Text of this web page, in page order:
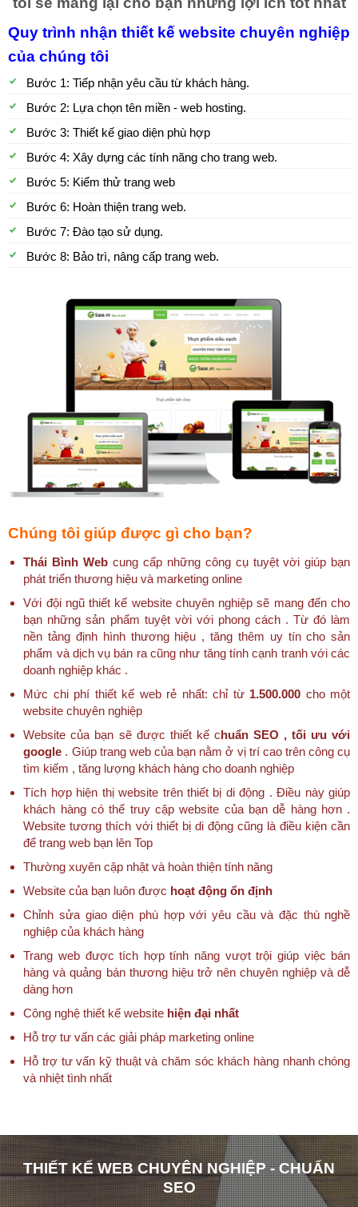
Quy trình nhận thiết kế website chuyên nghiệp
của chúng tôi
Bước 1: Tiếp nhận yêu cầu từ khách hàng.
Bước 2: Lựa chọn tên miền - web hosting.
Bước 3: Thiết kế giao diện phù hợp
Bước 4: Xây dựng các tính năng cho trang web.
Bước 5: Kiểm thử trang web
Bước 6: Hoàn thiện trang web.
Bước 7: Đào tạo sử dụng.
Bước 8: Bảo trì, nâng cấp trang web.
Chúng tôi giúp được gì cho bạn?
Thái Bình Web cung cấp những công cụ tuyệt vời giúp bạn
phát triển thương hiệu và marketing online
Với đội ngũ thiết kế website chuyên nghiệp sẽ mang đến cho
bạn những sản phẩm tuyệt vời với phong cách . Từ đó làm
nền tảng định hình thương hiệu , tăng thêm uy tín cho sản
phẩm và dịch vụ bán ra cũng như tăng tính cạnh tranh với các
doanh nghiệp khác .
Mức chi phí thiết kế web rẻ nhất: chỉ từ 1.500.000 cho một
website chuyên nghiệp
Website của bạn sẽ được thiết kế chuẩn SEO , tối ưu với
google . Giúp trang web của bạn nằm ở vị trí cao trên công cụ
tìm kiếm , tăng lượng khách hàng cho doanh nghiệp
Tích hợp hiện thị website trên thiết bị di động . Điều này giúp
khách hàng có thể truy cập website của bạn dễ hàng hơn .
Website tương thích với thiết bị di động cũng là điều kiện cần
để trang web bạn lên Top
Thường xuyên cập nhật và hoàn thiện tính năng
Website của bạn luôn được hoạt động ổn định
Chỉnh sửa giao diện phù hợp với yêu cầu và đặc thù nghề
nghiệp của khách hàng
Trang web được tích hợp tính năng vượt trội giúp việc bán
hàng và quảng bán thương hiệu trở nên chuyên nghiệp và dễ
dàng hơn
Công nghệ thiết kế website hiện đại nhất
Hỗ trợ tư vấn các giải pháp marketing online
Hỗ trợ tư vấn kỹ thuật và chăm sóc khách hàng nhanh chóng
và nhiệt tình nhất
THIẾT KẾ WEB CHUYÊN NGHIỆP - CHUẨN
SEO